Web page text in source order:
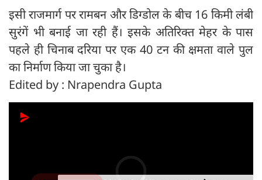
इसी राजमार्ग पर रामबन और डिग्डोल के बीच 16 किमी लंबी
सुरंगें भी बनाई जा रही हैं। इसके अतिरिक्त मेहर के पास
पहले ही चिनाब दरिया पर एक 40 टन की क्षमता वाले पुल
का निर्माण किया जा चुका है।
Edited by : Nrapendra Gupta